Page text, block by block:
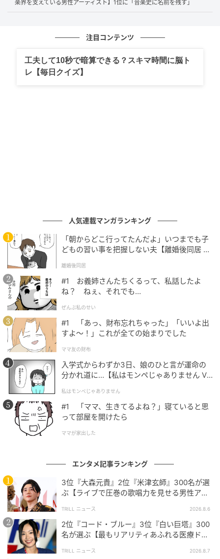
1990年代の恋愛ドラマ＝山口智子さんと思うくらい素晴らし
凛とした姿と自然な演技が素晴らしいと思います。（47歳/女
性）
学生時代に見たドラマで綺麗な上にとても演技が上手だと感じ
歳/女性）
90年代を象徴する名女優
今回ご紹介したアンケートを見るだけでも、1990年代
じます。それぞれ個性あふれるトップ女優たちです
が、多くのみなさんから寄せられたコメントにも熱量
や思い出深さが伝わってきました。ぜひこの機会にも
う一度、彼女たち出演作を振り返ってみてはいかがで
しょうか。
※本記事は、自社で募集したアンケートの回答者300名
楽界を支えている男性アーティスト】1位に「音楽史に名前を残す」
注目コンテンツ
工夫して10秒で暗算できる？スキマ時間に脳ト
レ【毎日クイズ】
人気連載マンガランキング
「朝からどこ行ってたんだよ」いつまでも子
どもの習い事を把握しない夫【離婚後同居 Vo
離婚後同居
#1 お義姉さんたちくるって、私話したよ
ね？ ねぇ、それでも…
ぜんぶ私のせい
#1 「あっ、財布忘れちゃった」「いいよ出
すよ〜！」これが全ての始まりでした
ママ友の財布
入学式からわずか3日、娘のひと言が運命の
分かれ道に…【私はモンペじゃありません Vo
私はモンペじゃありません
#1 「ママ、生きてるよね？」寝ていると思
って部屋を開けたら
ママが家出した
エンタメ記事ランキング
3位『大森元貴』2位『米津玄師』300名が選
ぶ【ライブで圧巻の歌唱力を見せる男性アー
TRILL ニュース 2026.8.6
2位『コード・ブルー』3位『白い巨塔』300
名が選ぶ【最もリアリティあふれる医療ドラ
TRILL ニュース 2026.8.7